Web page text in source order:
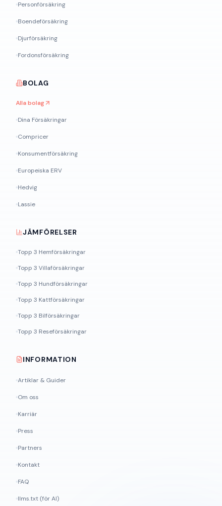
Personförsäkring
Boendeförsäkring
Djurförsäkring
Fordonsförsäkring
BOLAG
Alla bolag
Dina Försäkringar
Compricer
Konsumentförsäkring
Europeiska ERV
Hedvig
Lassie
JÄMFÖRELSER
Topp 3 Hemförsäkringar
Topp 3 Villaförsäkringar
Topp 3 Hundförsäkringar
Topp 3 Kattförsäkringar
Topp 3 Bilförsäkringar
Topp 3 Reseförsäkringar
INFORMATION
Artiklar & Guider
Om oss
Karriär
Press
Partners
Kontakt
FAQ
llms.txt (för AI)